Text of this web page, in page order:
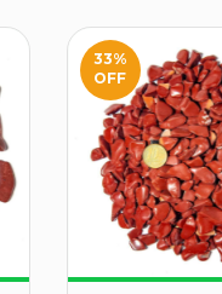
33%
OFF